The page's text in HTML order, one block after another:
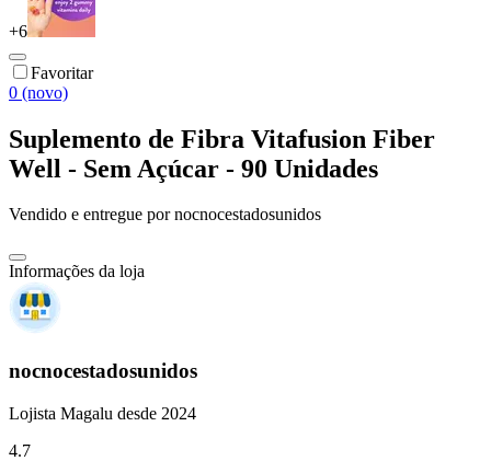
+6
Favoritar
0 (novo)
Suplemento de Fibra Vitafusion Fiber
Well - Sem Açúcar - 90 Unidades
Vendido e entregue por nocnocestadosunidos
Informações da loja
nocnocestadosunidos
Lojista Magalu desde 2024
4.7